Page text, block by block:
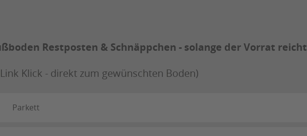
Restposten & Schnäppchen - solange der Vorrat reicht
Klick - direkt zum gewünschten Boden)
Parkett